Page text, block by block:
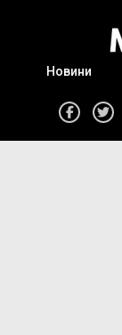
Новини